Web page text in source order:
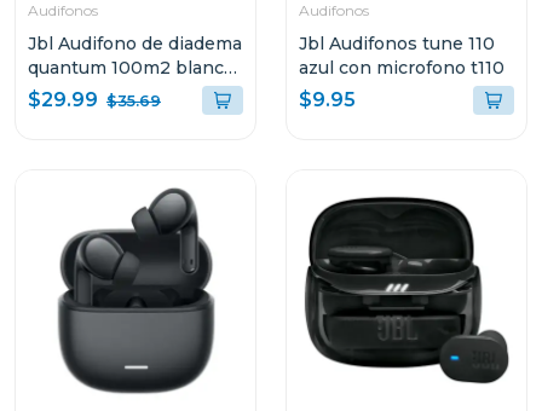
Audifonos
Jbl Audifono de diadema
quantum 100m2 blanco
qtum100m2
$29.99 $35.69
Audifonos
Jbl Audifonos tune 110
azul con microfono t110
$9.95